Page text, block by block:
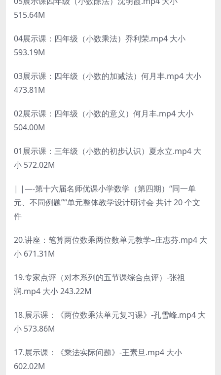
515.64M
04展示课：四年级（小数乘法）乔利荣.mp4 大小
593.19M
03展示课：四年级（小数的加减法）何月丰.mp4 大小
473.81M
02展示课：四年级（小数的意义）何月丰.mp4 大小
504.00M
01展示课：三年级（小数的初步认识）夏永立.mp4 大
小 572.02M
| |—-第十六届名师优课小学数学（第四期）“同一单
元、不同例题”“单元整体教学设计研讨会 共计 20 个文
件
20.讲座：笔算两位数乘两位数单元教学–庄惠芬.mp4 大
小 671.31M
19.专家点评（对本系列的五节课综合点评）-张祖
润.mp4 大小 243.22M
18.展示课：《两位数乘法单元复习课》-孔雪峰.mp4 大
小 573.86M
17.展示课：《乘法实际问题》-王素旦.mp4 大小
602.02M